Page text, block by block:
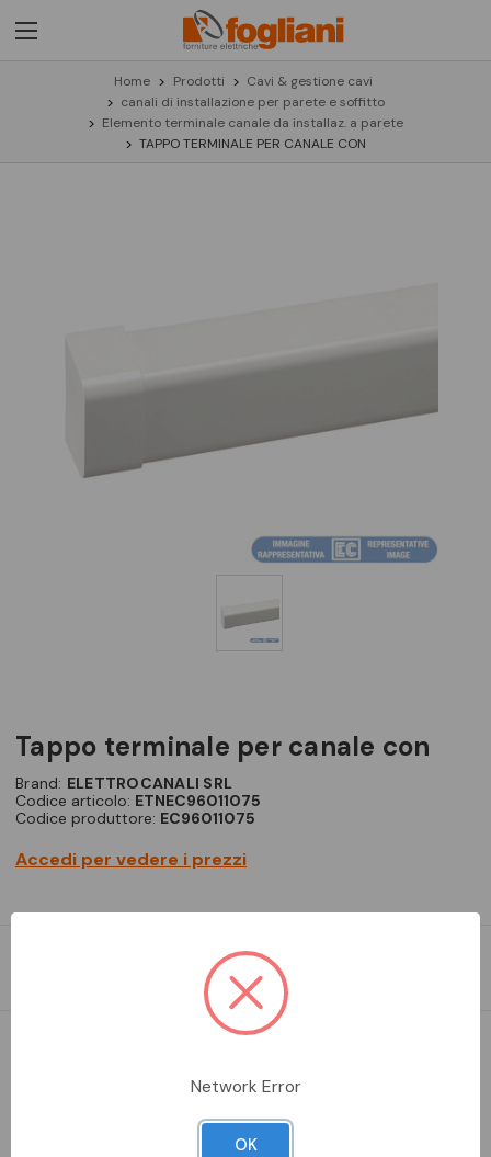
Home Prodotti
Cavi & gestione cavi
canali di installazione per parete e soffitto
Elemento terminale canale da installaz. a parete
TAPPO TERMINALE PER CANALE CON
tappo terminale per canale con
Brand: ELETTROCANALI SRL
Codice articolo: ETNEC96011075
Codice produttore: EC96011075
Accedi per vedere i prezzi
Aggiungi alla comparazione
Network Error
OK